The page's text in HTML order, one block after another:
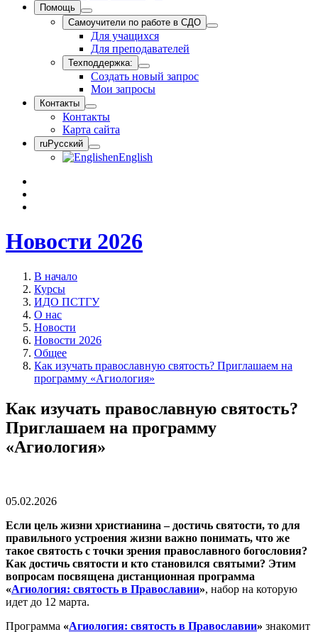
Помощь
Самоучители по работе в СДО
Для учащихся
Для преподавателей
Техподдержка:
Создать новый запрос
Мои запросы
Контакты
Контакты
Карта сайта
ruРусский
enEnglish
Новости 2026
В начало
Курсы
ИДО ПСТГУ
О нас
Новости
Новости 2026
Общее
Как изучать православную святость? Приглашаем на
программу «Агиология»
Как изучать православную святость?
Приглашаем на программу
«Агиология»
05.02.2026
Если цель жизни христианина – достичь святости, то для
правильного устроения жизни важно понимать, что же
такое святость с точки зрения православного богословия?
Как достичь святости и кто становился святыми? Этим
вопросам посвящена дистанционная программа
«Агиология: святость в Православии», набор на которую
идет до 12 марта.
Программа «Агиология: святость в Православии» знакомит